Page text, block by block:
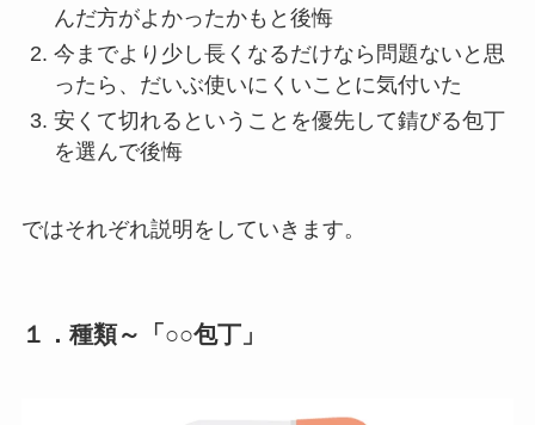
んだ方がよかったかもと後悔
今までより少し長くなるだけなら問題ないと思
ったら、だいぶ使いにくいことに気付いた
安くて切れるということを優先して錆びる包丁
を選んで後悔
ではそれぞれ説明をしていきます。
１．種類～「○○包丁」